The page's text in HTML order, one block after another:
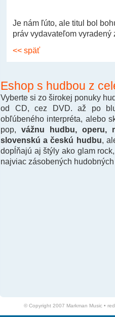
Je nám ľúto, ale titul bol
práv vydavateľom vyradený
<< späť
Eshop s hudbou z
Vyberte si zo širokej ponuky
od CD, cez DVD. až po
obľúbeného interpréta, alebo
pop, vážnu hudbu, operu,
slovenskú a českú hudbu ,
dopĺňajú aj štýly ako glam
najviac zásobených
© Copyright 2007 Markman Music •